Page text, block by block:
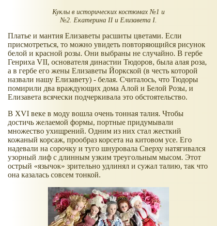
Куклы в исторических костюмах №1 и
№2. Екатерина II и Елизавета I.
Платье и мантия Елизаветы расшиты цветами. Если
присмотреться, то можно увидеть повторяющийся рисунок
белой и красной розы. Они выбраны не случайно. В гербе
Генриха VII, основателя династии Тюдоров, была алая роза,
а в гербе его жены Елизаветы Йоркской (в честь которой
назвали нашу Елизавету) - белая. Считалось, что Тюдоры
помирили два враждующих дома Алой и Белой Розы, и
Елизавета всячески подчеркивала это обстоятельство.
В XVI веке в моду вошла очень тонная талия. Чтобы
достичь желаемой формы, портные придумывали
множество ухищрений. Одним из них стал жесткий
кожаный корсаж, прообраз корсета на китовом усе. Его
надевали на сорочку и туго шнуровала Сверху натягивался
узорный лиф с длинным узким треугольным мысом. Этот
острый «язычок» зрительно удлинял и сужал талию, так что
она казалась совсем тонкой.